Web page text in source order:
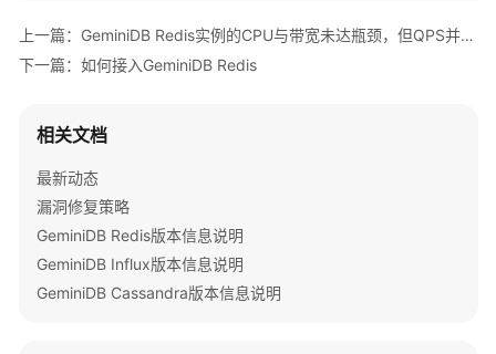
计
说
快
速
入
用
户
上一篇：GeminiDB Redis实例的CPU与带宽未达瓶颈，但QPS并发上不去？
下一篇：如何接入GeminiDB Redis
相关文档
最新动态
漏洞修复策略
GeminiDB Redis版本信息说明
GeminiDB Influx版本信息说明
GeminiDB Cassandra版本信息说明